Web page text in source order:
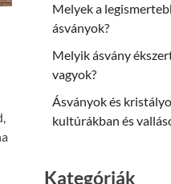
Melyek a
ásványok?
Melyik ásvány
vagyok?
Ásványok és
kultúrákban és
Kategóriák